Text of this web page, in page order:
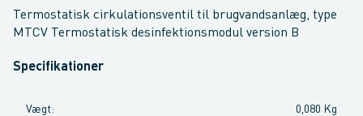
Termostatisk cirkulationsventil til brugvandsanlæg, type
MTCV Termostatisk desinfektionsmodul version B
Specifikationer
Vægt: 0,080 Kg